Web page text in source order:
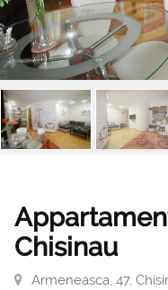
Chisinau
Armeneasca, 47,